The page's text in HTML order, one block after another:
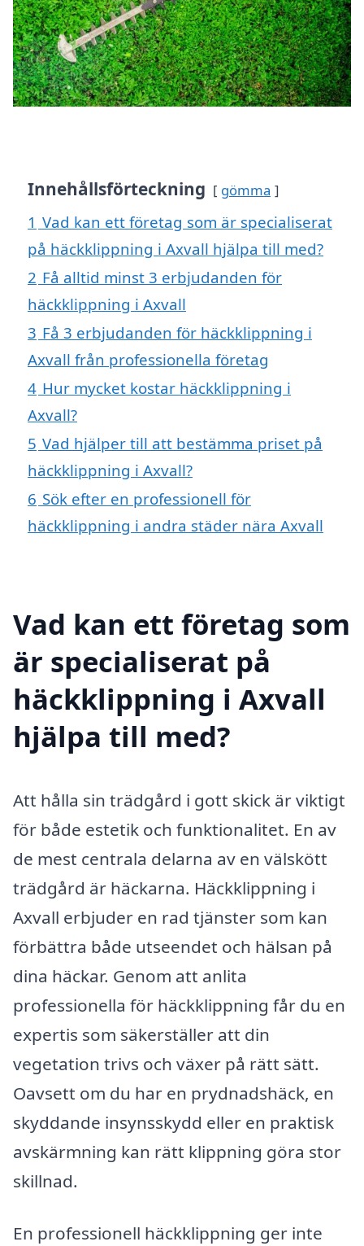
Innehållsförteckning gömma
1 Vad kan ett företag som är specialiserat
på häckklippning i Axvall hjälpa till med?
2 Få alltid minst 3 erbjudanden för
häckklippning i Axvall
3 Få 3 erbjudanden för häckklippning i
Axvall från professionella företag
4 Hur mycket kostar häckklippning i
Axvall?
5 Vad hjälper till att bestämma priset på
häckklippning i Axvall?
6 Sök efter en professionell för
häckklippning i andra städer nära Axvall
Vad kan ett företag som
är specialiserat på
häckklippning i Axvall
hjälpa till med?
Att hålla sin trädgård i gott skick är viktigt
för både estetik och funktionalitet. En av
de mest centrala delarna av en välskött
trädgård är häckarna. Häckklippning i
Axvall erbjuder en rad tjänster som kan
förbättra både utseendet och hälsan på
dina häckar. Genom att anlita
professionella för häckklippning får du en
expertis som säkerställer att din
vegetation trivs och växer på rätt sätt.
Oavsett om du har en prydnadshäck, en
skyddande insynsskydd eller en praktisk
avskärmning kan rätt klippning göra stor
skillnad.
En professionell häckklippning ger inte